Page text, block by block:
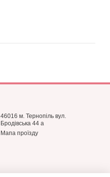
46016 м. Тернопіль вул.
Бродівська 44 а
Мапа проїзду